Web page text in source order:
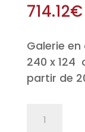
714.12€
Galerie en
240 x 124
partir de